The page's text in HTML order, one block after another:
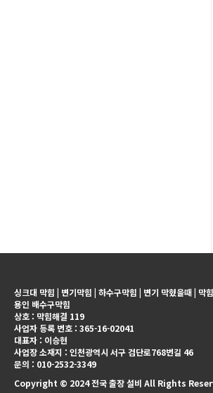
싱크대 막힘 | 변기막힘 | 하수구막힘 | 변기 막혔을때 | 막
용인 배수구막힘
상호 : 막힘해결 119
사업자 등록 번호 : 365-16-02041
대표자 : 이승현
사업장 소재지 : 인천광역시 서구 검단로768번길 46
문의 : 010-2532-3349
Copyright © 2024 전국 출장 설비 All Rights